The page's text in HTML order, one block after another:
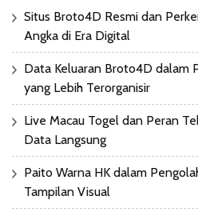
Situs Broto4D Resmi dan
Angka di Era Digital
Data Keluaran Broto4D dalam
yang Lebih Terorganisir
Live Macau Togel dan Peran
Data Langsung
Paito Warna HK dalam
Tampilan Visual